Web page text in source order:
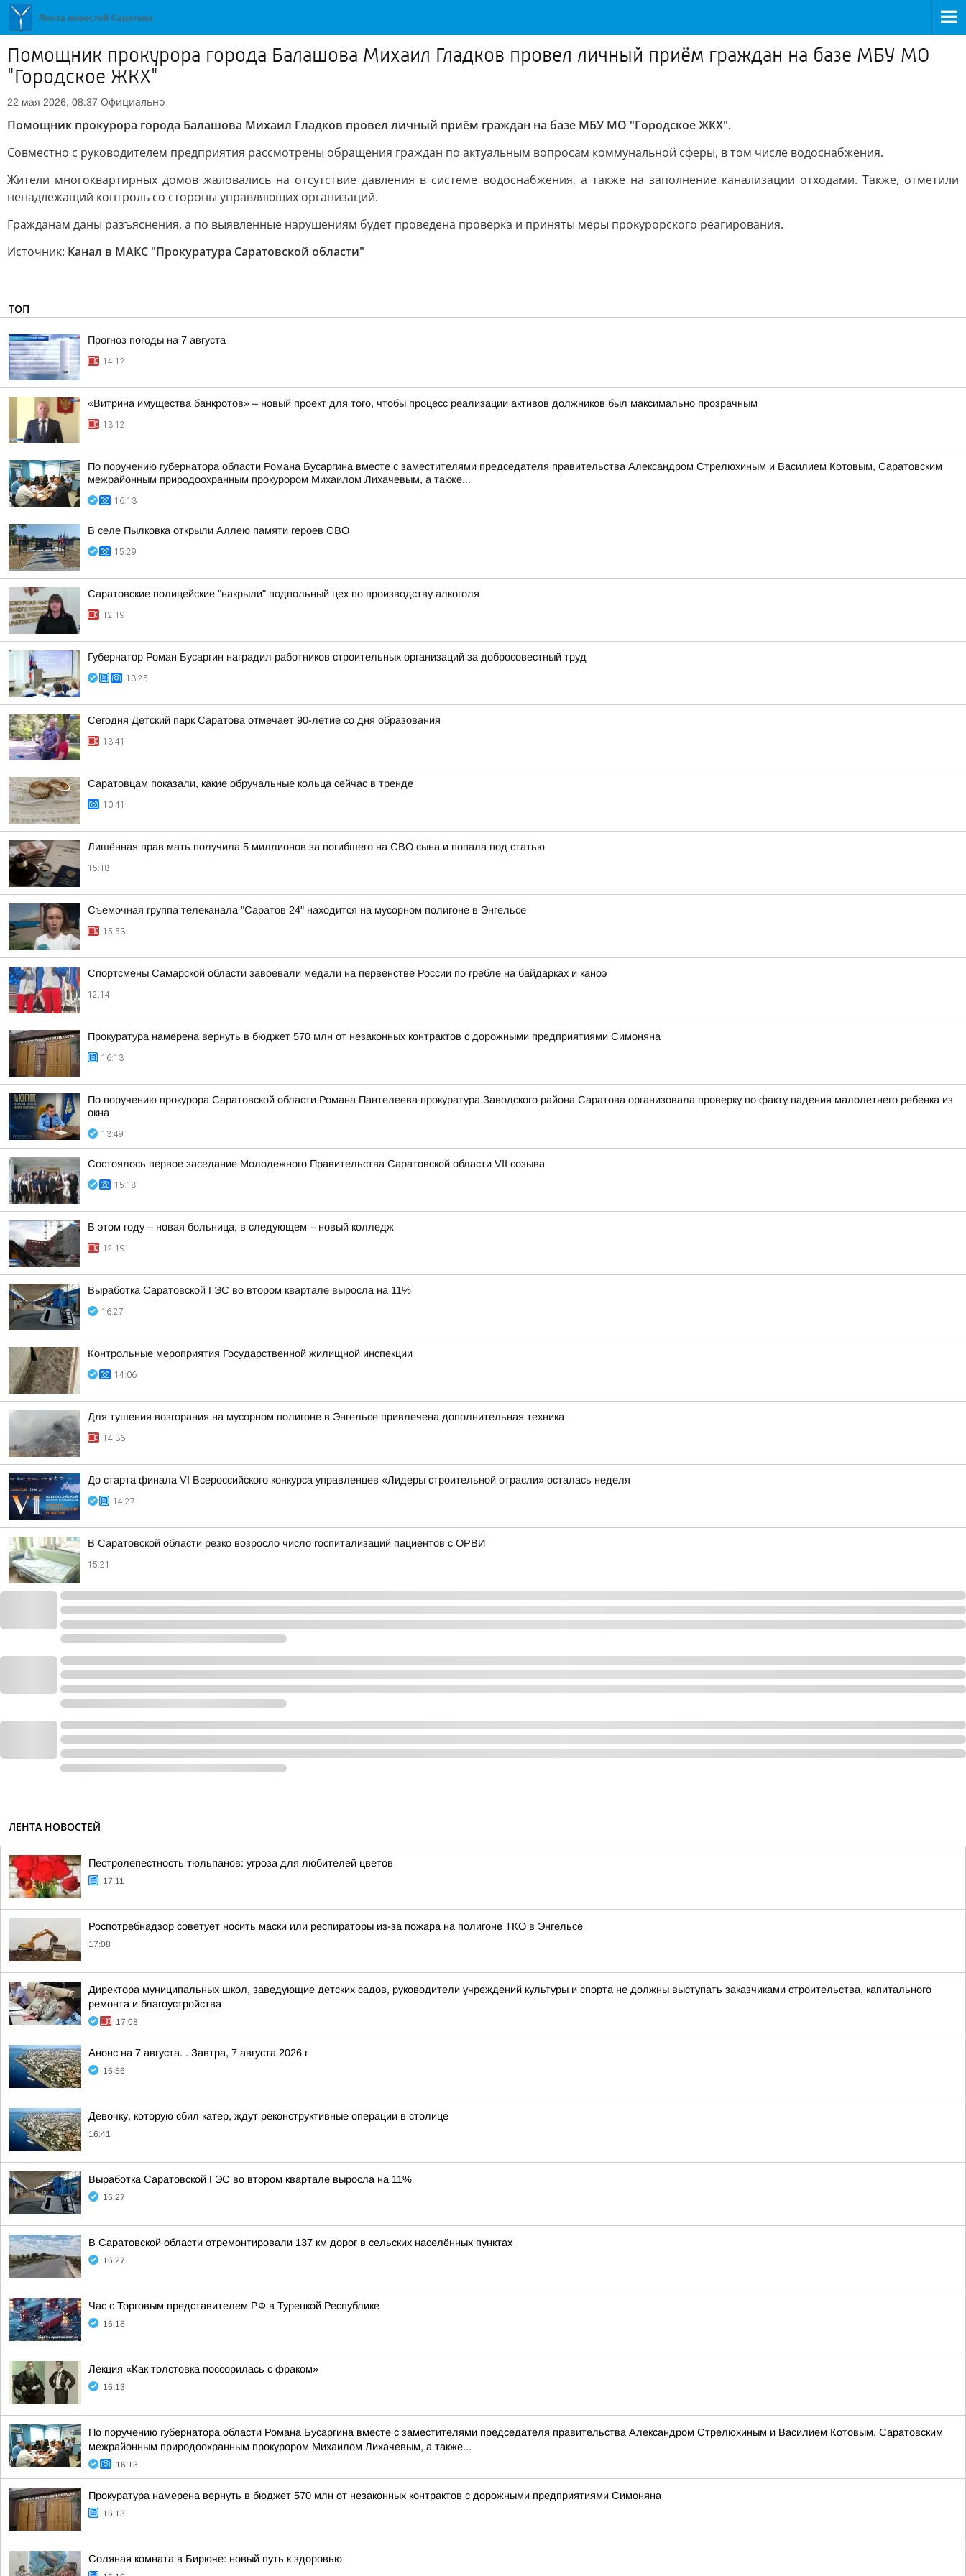
Помощник прокурора города Балашова Михаил Гладков провел личный приём граждан на базе МБУ МО
"Городское ЖКХ"
22 мая 2026, 08:37 Официально
Помощник прокурора города Балашова Михаил Гладков провел личный приём граждан на базе МБУ МО "Городское ЖКХ".
Совместно с руководителем предприятия рассмотрены обращения граждан по актуальным вопросам коммунальной сферы, в том числе водоснабжения.
Жители многоквартирных домов жаловались на отсутствие давления в системе водоснабжения, а также на заполнение канализации отходами. Также, отметили
ненадлежащий контроль со стороны управляющих организаций.
Гражданам даны разъяснения, а по выявленные нарушениям будет проведена проверка и приняты меры прокурорского реагирования.
Источник: Канал в МАКС "Прокуратура Саратовской области"
ТОП
Прогноз погоды на 7 августа
14:12
«Витрина имущества банкротов» – новый проект для того, чтобы процесс реализации активов должников был максимально прозрачным
13:12
По поручению губернатора области Романа Бусаргина вместе с заместителями председателя правительства Александром Стрелюхиным и Василием Котовым, Саратовским
межрайонным природоохранным прокурором Михаилом Лихачевым, а также...
16:13
В селе Пылковка открыли Аллею памяти героев СВО
15:29
Саратовские полицейские "накрыли" подпольный цех по производству алкоголя
12:19
Губернатор Роман Бусаргин наградил работников строительных организаций за добросовестный труд
13:25
Сегодня Детский парк Саратова отмечает 90-летие со дня образования
13:41
Саратовцам показали, какие обручальные кольца сейчас в тренде
10:41
Лишённая прав мать получила 5 миллионов за погибшего на СВО сына и попала под статью
15:18
Съемочная группа телеканала "Саратов 24" находится на мусорном полигоне в Энгельсе
15:53
Спортсмены Самарской области завоевали медали на первенстве России по гребле на байдарках и каноэ
12:14
Прокуратура намерена вернуть в бюджет 570 млн от незаконных контрактов с дорожными предприятиями Симоняна
16:13
По поручению прокурора Саратовской области Романа Пантелеева прокуратура Заводского района Саратова организовала проверку по факту падения малолетнего ребенка из
окна
13:49
Состоялось первое заседание Молодежного Правительства Саратовской области VII созыва
15:18
В этом году – новая больница, в следующем – новый колледж
12:19
Выработка Саратовской ГЭС во втором квартале выросла на 11%
16:27
Контрольные мероприятия Государственной жилищной инспекции
14:06
Для тушения возгорания на мусорном полигоне в Энгельсе привлечена дополнительная техника
14:36
До старта финала VI Всероссийского конкурса управленцев «Лидеры строительной отрасли» осталась неделя
14:27
В Саратовской области резко возросло число госпитализаций пациентов с ОРВИ
15:21
ЛЕНТА НОВОСТЕЙ
Пестролепестность тюльпанов: угроза для любителей цветов
17:11
Роспотребнадзор советует носить маски или респираторы из-за пожара на полигоне ТКО в Энгельсе
17:08
Директора муниципальных школ, заведующие детских садов, руководители учреждений культуры и спорта не должны выступать заказчиками строительства, капитального
ремонта и благоустройства
17:08
Анонс на 7 августа. . Завтра, 7 августа 2026 г
16:56
Девочку, которую сбил катер, ждут реконструктивные операции в столице
16:41
Выработка Саратовской ГЭС во втором квартале выросла на 11%
16:27
В Саратовской области отремонтировали 137 км дорог в сельских населённых пунктах
16:27
Час с Торговым представителем РФ в Турецкой Республике
16:18
Лекция «Как толстовка поссорилась с фраком»
16:13
По поручению губернатора области Романа Бусаргина вместе с заместителями председателя правительства Александром Стрелюхиным и Василием Котовым, Саратовским
межрайонным природоохранным прокурором Михаилом Лихачевым, а также...
16:13
Прокуратура намерена вернуть в бюджет 570 млн от незаконных контрактов с дорожными предприятиями Симоняна
16:13
Соляная комната в Бирюче: новый путь к здоровью